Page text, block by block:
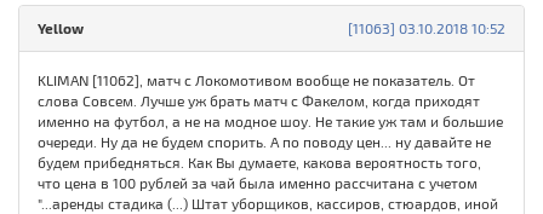
[11063] 03.10.2018 10:52
Yellow
KLIMAN [11062], матч с Локомотивом вообще не показатель. От
слова Совсем. Лучше уж брать матч с Факелом, когда приходят
именно на футбол, а не на модное шоу. Не такие уж там и большие
очереди. Ну да не будем спорить. А по поводу цен... ну давайте не
будем прибедняться. Как Вы думаете, какова вероятность того,
что цена в 100 рублей за чай была именно рассчитана с учетом
"...аренды стадика (...) Штат уборщиков, кассиров, стюардов, иной